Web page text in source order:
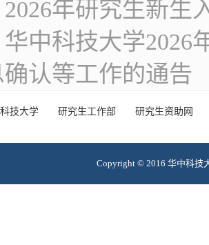
2026年研究生新生
华中科技大学2026
认等工作的通告
技大学 研究生工作部 研究生资助网
Copyright © 2016 华中科技